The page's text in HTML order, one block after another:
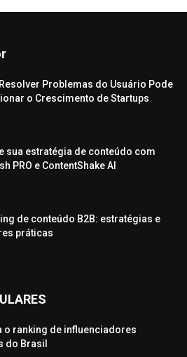
Problemas do Usuário Pode
o Crescimento de Startups
sua estratégia de conteúdo com
PRO e ContentShake AI
de conteúdo B2B: estratégias e
práticas
o ranking de influenciadores
do Brasil